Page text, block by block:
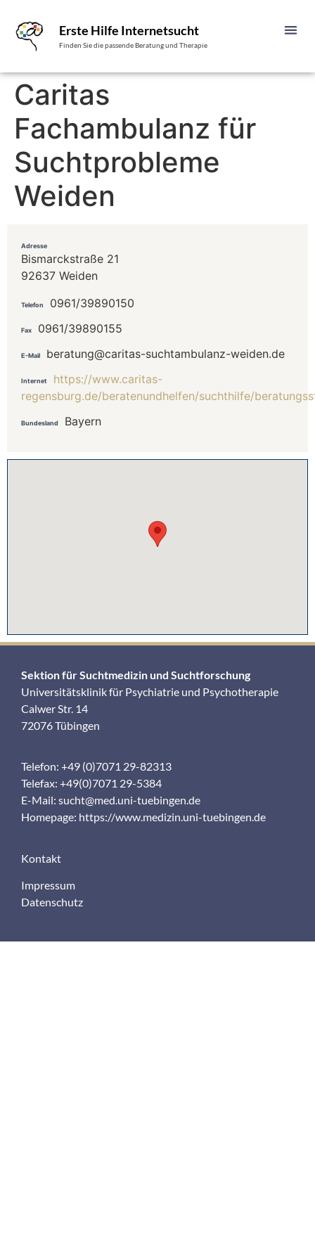
Erste Hilfe Internetsucht
Finden Sie die passende Beratung und Therapie
Caritas
Fachambulanz für
Suchtprobleme
Weiden
Adresse
Bismarckstraße 21
92637 Weiden
Telefon 0961/39890150
Fax 0961/39890155
E-Mail beratung@caritas-suchtambulanz-weiden.de
Internet
https://www.caritas-
regensburg.de/beratenundhelfen/suchthilfe/
Bundesland Bayern
Sektion für Suchtmedizin und Suchtforschung
Universitätsklinik für Psychiatrie und Psychotherapie
Calwer Str. 14
72076 Tübingen
Telefon: +49 (0)7071 29-82313
Telefax: +49(0)7071 29-5384
E-Mail: sucht@med.uni-tuebingen.de
Homepage: https://www.medizin.uni-tuebingen.de
Kontakt
Impressum
Datenschutz